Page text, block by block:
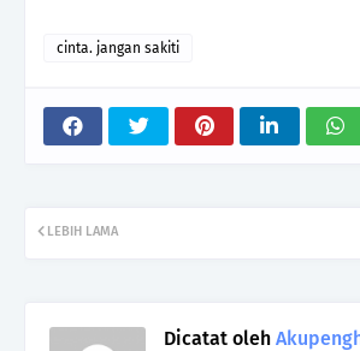
cinta. jangan sakiti
LEBIH LAMA
Dicatat oleh